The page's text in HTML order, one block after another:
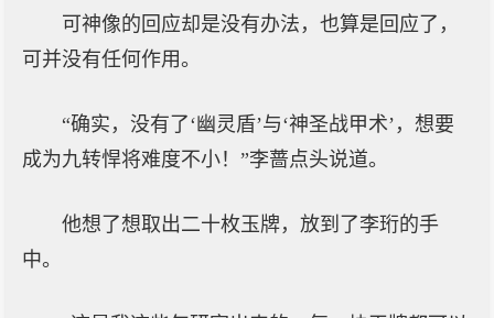
可神像的回应却是没有办法，也算是回应了，
可并没有任何作用。
“确实，没有了‘幽灵盾’与‘神圣战甲术’，想要
成为九转悍将难度不小！”李蔷点头说道。
他想了想取出二十枚玉牌，放到了李珩的手
中。